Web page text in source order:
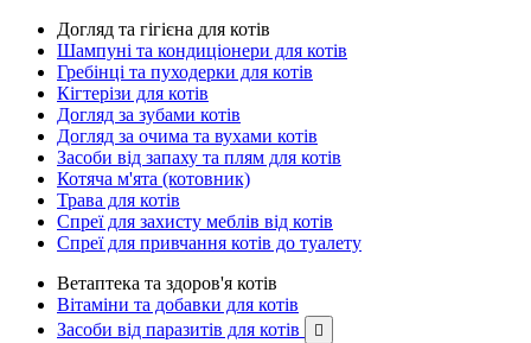
Догляд та гігієна для котів
Шампуні та кондиціонери для котів
Гребінці та пуходерки для котів
Кігтерізи для котів
Догляд за зубами котів
Догляд за очима та вухами котів
Засоби від запаху та плям для котів
Котяча м'ята (котовник)
Трава для котів
Спреї для захисту меблів від котів
Спреї для привчання котів до туалету
Ветаптека та здоров'я котів
Вітаміни та добавки для котів
Засоби від паразитів для котів
